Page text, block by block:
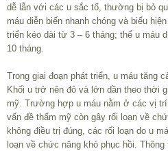
dễ lẫn với các u sắc tố, thường bị bỏ
máu diễn biến nhanh chóng và biểu
triển kéo dài từ 3 – 6 tháng; thể u máu
10 tháng.
Trong giai đoạn phát triển, u máu tăng
Khối u trở nên đỏ và lớn dần theo thời
mỹ. Trường hợp u máu nằm ở các vị
vấn đề thẩm mỹ còn gây rối loạn về
không điều trị đúng, các rối loạn do u
loạn về chức năng khó phục hồi.